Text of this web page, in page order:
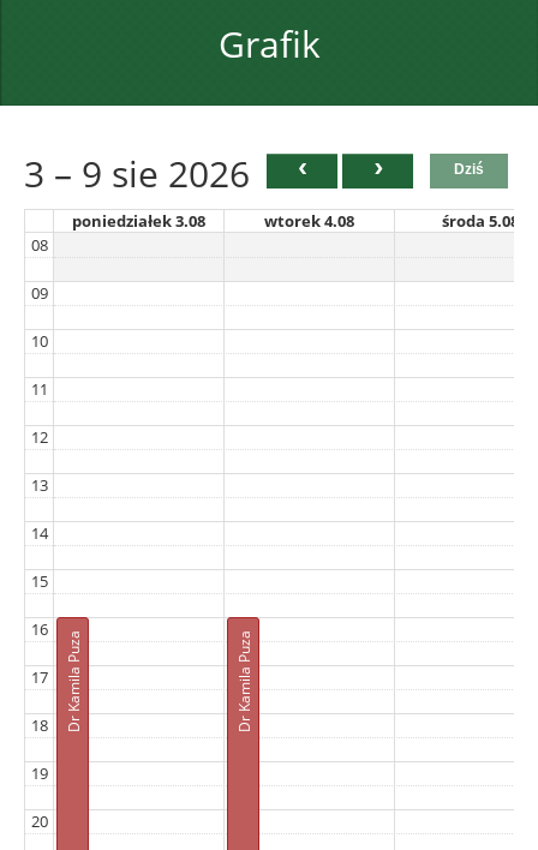
Grafik
3 – 9 sie 2026 Dziś
poniedziałek 3.08 wtorek 4.08
środa 5.08
08
09
10
11
12
13
14
15
16
17
18
19
20
Dr Kamila Puza Dr Kamila Puza